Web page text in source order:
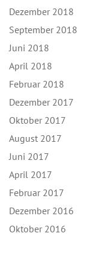
Dezember 2018
September 2018
Juni 2018
April 2018
Februar 2018
Dezember 2017
Oktober 2017
August 2017
Juni 2017
April 2017
Februar 2017
Dezember 2016
Oktober 2016